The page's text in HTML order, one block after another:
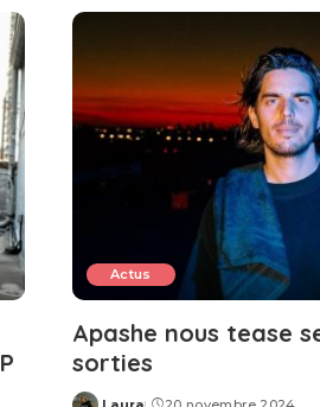
Actus
Apashe nous tease
sorties